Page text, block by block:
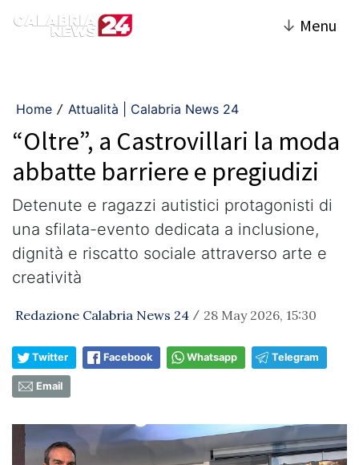
↓ Menu
Home / Attualità | Calabria News 24
“Oltre”, a Castrovillari la moda
abbatte barriere e pregiudizi
Detenute e ragazzi autistici protagonisti di
una sfilata-evento dedicata a inclusione,
dignità e riscatto sociale attraverso arte e
creatività
Redazione Calabria News 24 / 28 May 2026, 15:30
Twitter Facebook Whatsapp Telegram
Email